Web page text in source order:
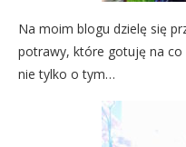
Na moim blogu dzielę się
potrawy, które gotuję na co
nie tylko o tym…